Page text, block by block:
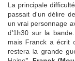
La principale
passait d'un délire
un vrai personnage
d'1h30 sur la
mais Franck a écrit
restera la grande